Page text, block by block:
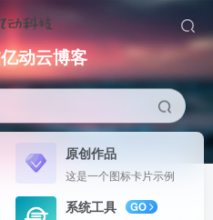
动云博客
原创作品
这是一个图标卡片示例
系统工具
GO